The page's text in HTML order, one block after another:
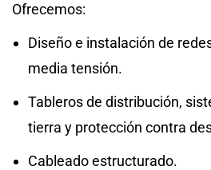
Ofrecemos:
Diseño e instalación de
media tensión.
Tableros de distribución,
tierra y protección contra
Cableado estructurado.